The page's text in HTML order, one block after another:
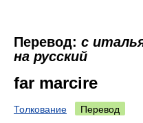
Перевод: с
на русский
far marcire
Толкование Перевод